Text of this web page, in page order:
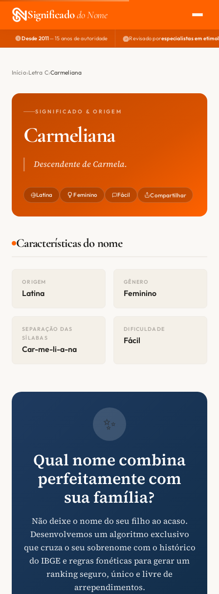
Significadodo Nome
EXPLORAR
NOME PERFEITO
Desde 2011— 15 anos de autoridade Revisado porespecialistas em
Início Letra C Carmeliana
SIGNIFICADO & ORIGEM
Carmeliana
Descendente de Carmela.
Latina Feminino Fácil Compartilhar
Características do nome
ORIGEM
Latina
GÊNERO
Feminino
SEPARAÇÃO DAS
SÍLABAS
Car-me-li-a-na
DIFICULDADE
Fácil
✨
Qual nome combina
perfeitamente com
sua família?
Não deixe o nome do seu filho ao acaso.
Desenvolvemos um algoritmo exclusivo
que cruza o seu sobrenome com o histórico
do IBGE e regras fonéticas para gerar um
ranking seguro, único e livre de
arrependimentos.